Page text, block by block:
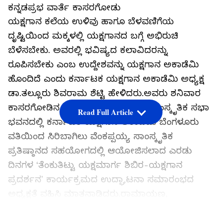
ಕನ್ನಡಪ್ರಭ ವಾರ್ತೆ ಕಾಸರಗೋಡು
ಯಕ್ಷಗಾನ ಕಲೆಯ ಉಳಿವು ಹಾಗೂ ಬೆಳವಣಿಗೆಯ
ದೃಷ್ಟಿಯಿಂದ ಮಕ್ಕಳಲ್ಲಿ ಯಕ್ಷಗಾನದ ಬಗ್ಗೆ ಅಭಿರುಚಿ
ಬೆಳೆಸಬೇಕು. ಅವರಲ್ಲಿ ಭವಿಷ್ಯದ ಕಲಾವಿದರನ್ನು
ರೂಪಿಸಬೇಕು ಎಂಬ ಉದ್ದೇಶವನ್ನು ಯಕ್ಷಗಾನ ಅಕಾಡೆಮಿ
ಹೊಂದಿದೆ ಎಂದು ಕರ್ನಾಟಕ ಯಕ್ಷಗಾನ ಅಕಾಡೆಮಿ ಅಧ್ಯಕ್ಷ
ಡಾ.ತಲ್ಲೂರು ಶಿವರಾಮ ಶೆಟ್ಟಿ ಹೇಳಿದರು.ಅವರು ಶನಿವಾರ
ಕಾಸರಗೋಡಿನ ಸಿರಿಬಾಗಿಲು ವೆಂಕಪ್ಪಯ್ಯ ಸಾಂಸ್ಕೃತಿಕ ಸಭಾ
ಭವನದಲ್ಲಿ ಕರ್ನಾಟಕ ಯಕ್ಷಗಾನ ಅಕಾಡೆಮಿ ಬೆಂಗಳೂರು
ವತಿಯಿಂದ ಸಿರಿಬಾಗಿಲು ವೆಂಕಪ್ಪಯ್ಯ ಸಾಂಸ್ಕೃತಿಕ
ಪ್ರತಿಷ್ಠಾನದ ಸಹಯೋಗದಲ್ಲಿ ಆಯೋಜಿಸಲಾದ ಎರಡು
ದಿನಗಳ ‘ತೆಂಕುತಿಟ್ಟು ಯಕ್ಷಮಾರ್ಗ ಶಿಬಿರ-ಯಕ್ಷಗಾನ
ಪ್ರದರ್ಶನ’ ಕಾರ್ಯಕ್ರಮದ ಉದ್ಘಾಟನಾ ಸಮಾರಂಭದ
Read Full Article